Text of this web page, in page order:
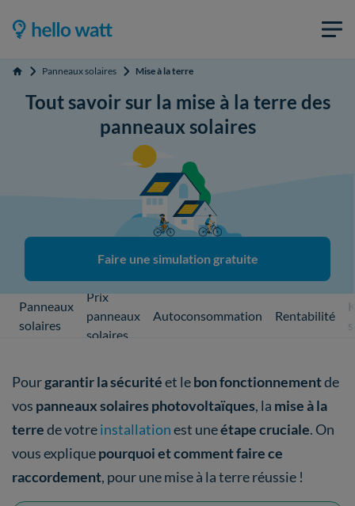
Accueil Panneaux solaires Mise à la terre
Tout savoir sur la mise à la terre des
panneaux solaires
Faire une simulation gratuite
Panneaux
solaires
Prix
panneaux
solaires
Autoconsommation Rentabilité
Pourgarantir la sécuritéet lebon fonctionnementde
vos panneaux solaires photovoltaïques, la mise à la
terrede votreinstallationest uneétape cruciale. On
vous expliquepourquoi et comment faire ce
raccordement, pour une mise à la terre réussie !